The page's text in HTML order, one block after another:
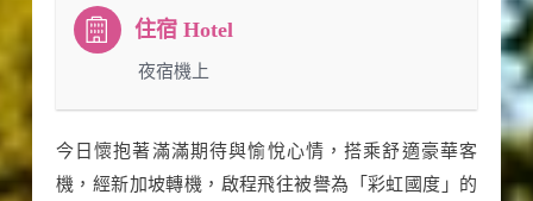
：夜宿機上
今日懷抱著滿滿期待與愉悅心情，搭乘舒適豪華客
機，經新加坡轉機，啟程飛往被譽為「彩虹國度」的